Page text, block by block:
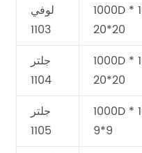
لوفي
1103
1000D *
20*20
جلتر
1104
1000D *
20*20
جلتر
1105
1000D *
9*9